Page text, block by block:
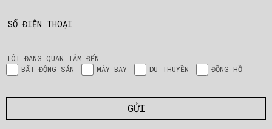
SỐ ĐIỆN THOẠI
TÔI ĐANG QUAN TÂM ĐẾN
BẤT ĐỘNG SẢN
MÁY BAY DU THUYỀN ĐỒNG HỒ